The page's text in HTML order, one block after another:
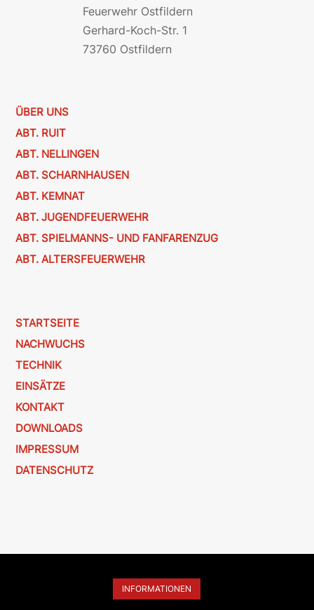
Feuerwehr Ostfildern
Gerhard-Koch-Str. 1
73760 Ostfildern
ÜBER UNS
ABT. RUIT
ABT. NELLINGEN
ABT. SCHARNHAUSEN
ABT. KEMNAT
ABT. JUGENDFEUERWEHR
ABT. SPIELMANNS- UND FANFARENZUG
ABT. ALTERSFEUERWEHR
STARTSEITE
NACHWUCHS
TECHNIK
EINSÄTZE
KONTAKT
DOWNLOADS
IMPRESSUM
DATENSCHUTZ
INFORMATIONEN